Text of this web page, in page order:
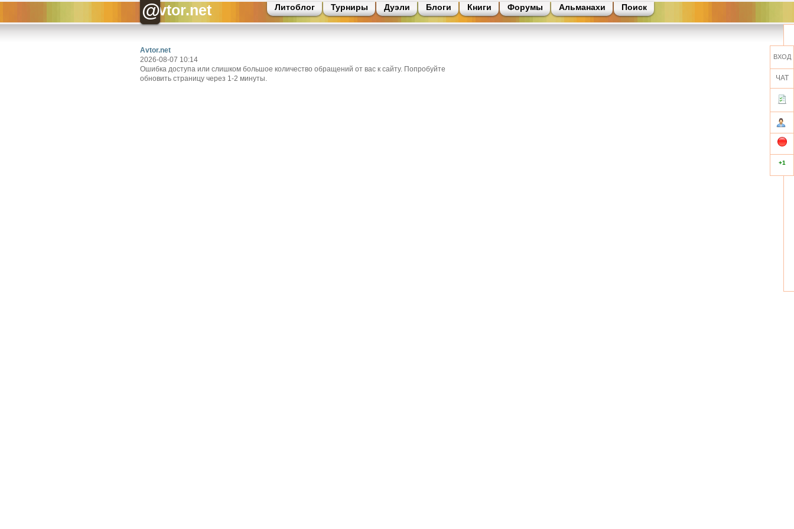
@vtor.net Литоблог Турниры Дуэли Блоги Книги Форумы Альманахи Поиск
+1
ЧАТ
ВХОД
Avtor.net
2026-08-07 10:14
Ошибка доступа или слишком большое количество обращений от вас к сайту. Попробуйте
обновить страницу через 1-2 минуты.